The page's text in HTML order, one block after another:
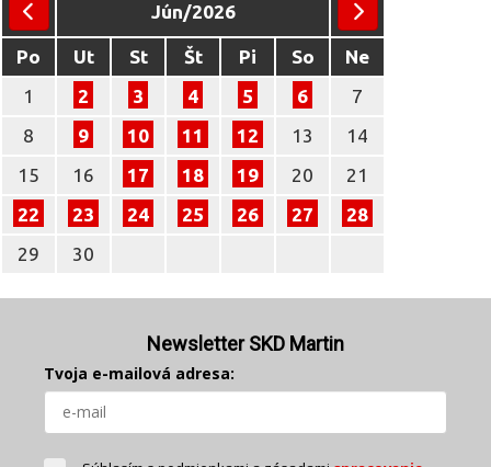
Jún/2026
Po Ut St Št Pi So
Ne
1
2 3 4 5 6
7
8
9 10 11 12 13
14
15
16 17 18 19 20
21
22
23 24 25 26 27
28
29
30
Newsletter SKD Martin
Tvoja e-mailová adresa: